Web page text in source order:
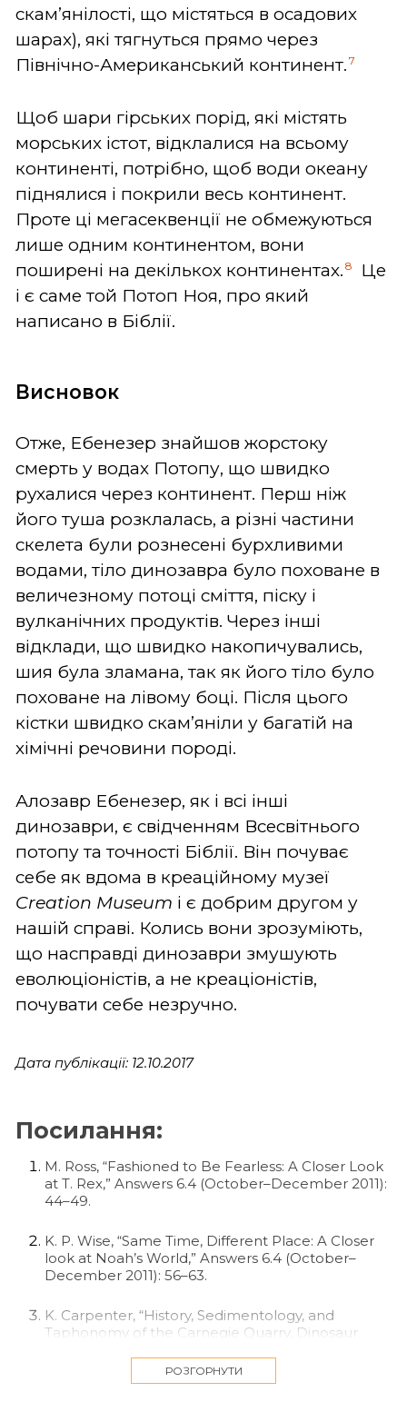
скам’янілості, що містяться в осадових
шарах), які тягнуться прямо через
Північно-Американський континент. 7
Щоб шари гірських порід, які містять
морських істот, відклалися на всьому
континенті, потрібно, щоб води океану
піднялися і покрили весь континент.
Проте ці мегасеквенції не обмежуються
лише одним континентом, вони
поширені на декількох континентах. 8
Це
і є саме той Потоп Ноя, про який
написано в Біблії.
Висновок
Отже, Ебенезер знайшов жорстоку
смерть у водах Потопу, що швидко
рухалися через континент. Перш ніж
його туша розклалась, а різні частини
скелета були рознесені бурхливими
водами, тіло динозавра було поховане в
величезному потоці сміття, піску і
вулканічних продуктів. Через інші
відклади, що швидко накопичувались,
шия була зламана, так як його тіло було
поховане на лівому боці. Після цього
кістки швидко скам’яніли у багатій на
хімічні речовини породі.
Алозавр Ебенезер, як і всі інші
динозаври, є свідченням Всесвітнього
потопу та точності Біблії. Він почуває
себе як вдома в креаційному музеї
Creation Museum і є добрим другом у
нашій справі. Колись вони зрозуміють,
що насправді динозаври змушують
еволюціоністів, а не креаціоністів,
почувати себе незручно.
Дата публікації: 12.10.2017
Посилання:
M. Ross, “Fashioned to Be Fearless: A Closer Look
at T. Rex,” Answers 6.4 (October–December 2011):
44–49.
K. P. Wise, “Same Time, Different Place: A Closer
look at Noah’s World,” Answers 6.4 (October–
December 2011): 56–63.
K. Carpenter, “History, Sedimentology, and
Taphonomy of the Carnegie Quarry, Dinosaur
Museum 81.3 (2013): 153–232.
РОЗГОРНУТИ